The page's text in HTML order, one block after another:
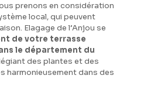
prenons en considération
local, qui peuvent
Elagage de l’Anjou se
de votre terrasse
le département du
des plantes et des
harmonieusement dans des